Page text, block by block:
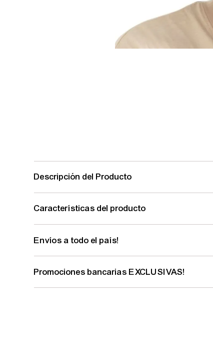
Descripción del Producto
Características del producto
Envíos a todo el país!
Promociones bancarias EXCLUSIVAS!